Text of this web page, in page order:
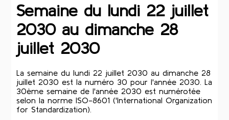
Semaine du lundi 22 juillet
2030 au dimanche 28
juillet 2030
La semaine du lundi 22 juillet 2030 au dimanche 28
juillet 2030 est la numéro 30 pour l'année 2030. La
30ème semaine de l'année 2030 est numérotée
selon la norme ISO-8601 ('International Organization
for Standardization).